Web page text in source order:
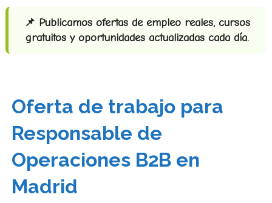
📌 Publicamos ofertas de empleo reales, cursos
gratuitos y oportunidades actualizadas cada día.
Oferta de trabajo para
Responsable de
Operaciones B2B en
Madrid